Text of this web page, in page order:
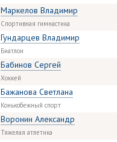
Маркелов Владимир
Спортивная гимнастика
Гундарцев Владимир
Биатлон
Бабинов Сергей
Хоккей
Бажанова Светлана
Конькобежный спорт
Воронин Александр
Тяжелая атлетика